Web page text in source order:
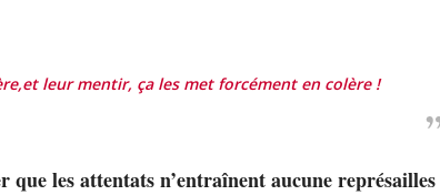
leur mentir, ça les met forcément en colère !
que les attentats n’entraînent aucune représailles